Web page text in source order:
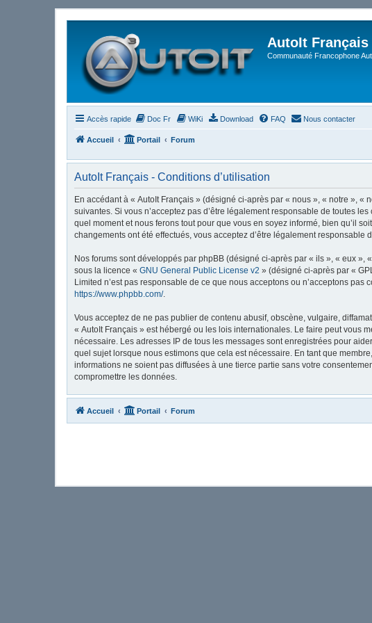
AutoIt Français
Communauté Francophone
Accès rapide Doc Fr WiKi Download FAQ Nous contacter
Accueil Portail Forum
AutoIt Français - Conditions d’utilisation
En accédant à « AutoIt Français » (désigné ci-après par « nous », « notre »,
suivantes. Si vous n’acceptez pas d’être légalement responsable de toutes
quel moment et nous ferons tout pour que vous en soyez informé, bien qu’il
changements ont été effectués, vous acceptez d’être légalement
Nos forums sont développés par phpBB (désigné ci-après par « ils », « eux
sous la licence « GNU General Public License v2 » (désigné ci-après par «
Limited n’est pas responsable de ce que nous acceptons ou n’acceptons
https://www.phpbb.com/.
Vous acceptez de ne pas publier de contenu abusif, obscène, vulgaire,
« AutoIt Français » est hébergé ou les lois internationales. Le faire peut vous
nécessaire. Les adresses IP de tous les messages sont enregistrées pour
quel sujet lorsque nous estimons que cela est nécessaire. En tant que
informations ne soient pas diffusées à une tierce partie sans votre
compromettre les données.
Accueil Portail Forum